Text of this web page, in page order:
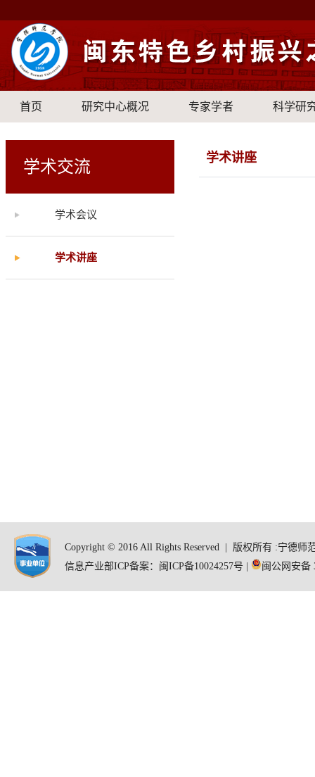
首页 研究中心概况 专家学者 科学研
学术交流
学术会议
学术讲座
学术讲座
Copyright © 2016 All Rights Reserved | 版权所有 :宁德
信息产业部ICP备案：闽ICP备10024257号 |
闽公网安备